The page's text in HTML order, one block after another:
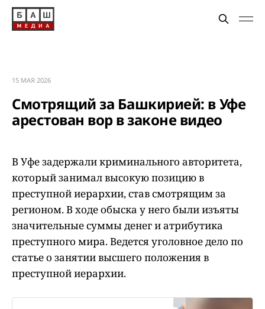
15 МАЯ 2026
Смотрящий за Башкирией: в Уфе
арестован вор в законе видео
В Уфе задержали криминального авторитета,
который занимал высокую позицию в
преступной иерархии, став смотрящим за
регионом. В ходе обыска у него были изъяты
значительные суммы денег и атрибутика
преступного мира. Ведется уголовное дело по
статье о занятии высшего положения в
преступной иерархии.